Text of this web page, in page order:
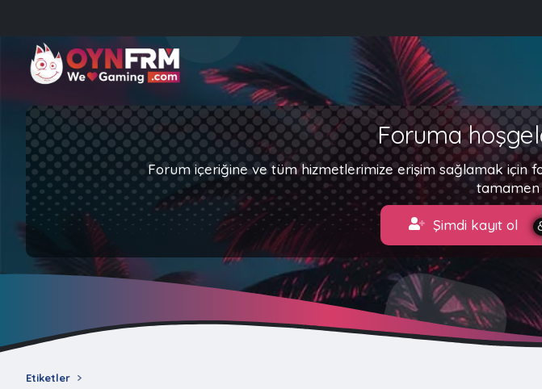
Foruma
Forum içeriğine ve tüm hizmetlerimize erişim sağlamak için
tamamen
Şimdi kayıt ol
Etiketler